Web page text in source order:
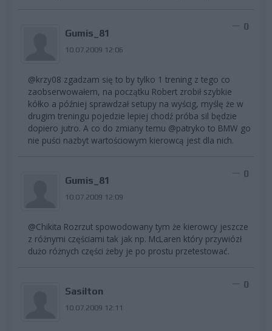
Gumis_81
10.07.2009 12:06
0
@krzy08 zgadzam się to by tylko 1 trening z tego co
zaobserwowałem, na początku Robert zrobił szybkie
kółko a później sprawdzał setupy na wyścig, myślę że w
drugim treningu pojedzie lepiej chodź próba sil będzie
dopiero jutro. A co do zmiany temu @patryko to BMW go
nie puści nazbyt wartościowym kierowcą jest dla nich.
Gumis_81
10.07.2009 12:09
0
@Chikita Rozrzut spowodowany tym że kierowcy jeszcze
z różnymi częściami tak jak np. McLaren który przywiózł
dużo różnych części żeby je po prostu przetestować.
Sasilton
10.07.2009 12:11
0